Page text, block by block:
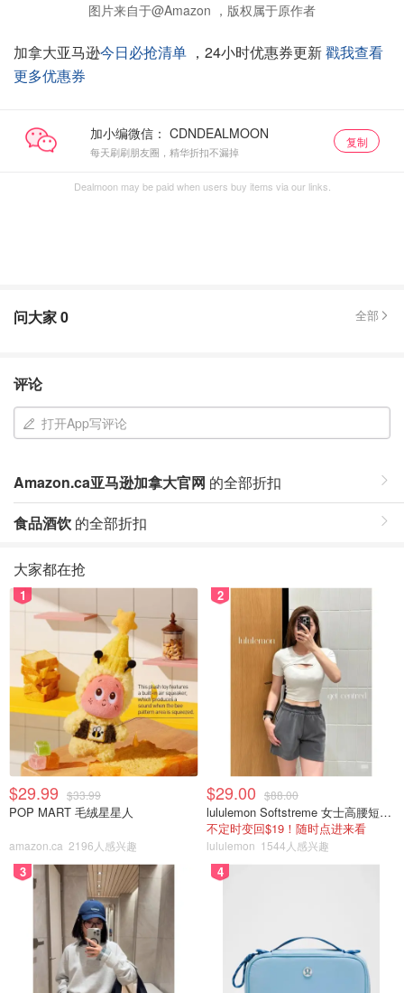
图片来自于@Amazon ，版权属于原作者
加拿大亚马逊今日必抢清单 ，24小时优惠券更新戳我查看
更多优惠券
加小编微信：
每天刷刷朋友圈，精华折扣不漏掉
复制
Dealmoon may be paid when users buy items via our links.
问大家0 全部
评论
打开App写评论
Amazon.ca亚马逊加拿大官网 的全部折扣
食品酒饮 的全部折扣
大家都在抢
1
$29.99 $33.99
POP MART 毛绒星星人
amazon.ca 2196人感兴趣
2
$29.00 $88.00
lululemon Softstreme 女士高腰短裤 10cm
不定时变回$19！随时点进来看
lululemon 1544人感兴趣
3 4